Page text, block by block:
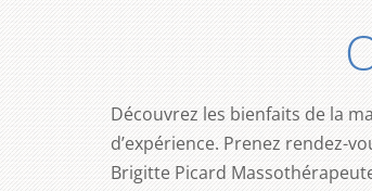
Découvrez les bienfaits de la
d’expérience. Prenez rendez-
Brigitte Picard